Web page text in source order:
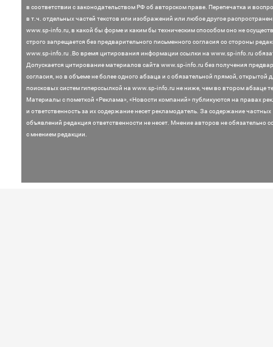
в соответствии с законодательством РФ об авторском праве. Перепечатка и
в т.ч. отдельных частей текстов или изображений или любое другое
www.sp-info.ru, в какой бы форме и каким бы техническим способом оно не
строго запрещается без предварительного письменного согласия со стороны
www.sp-info.ru .Во время цитирования информации ссылки на www.sp-info.ru
Допускается цитирование материалов сайта www.sp-info.ru без получения
согласия, но в объеме не более одного абзаца и с обязательной прямой, открытой
поисковых систем гиперссылкой на www.sp-info.ru не ниже, чем во втором абзаце
Материалы с пометкой «Реклама», «Новости компаний» публикуются на правах
и ответственность за их содержание несет рекламодатель. За содержание частных
объявлений редакция ответственности не несет. Мнениеавторов не обязательно
с мнением редакции.